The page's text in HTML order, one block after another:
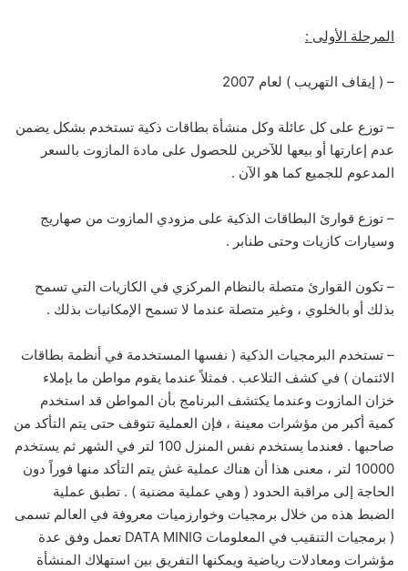
المرحلة الأولى :
– ( إيقاف التهريب ) لعام 2007
– توزع على كل عائلة وكل منشأة بطاقات ذكية تستخدم بشكل يضمن
عدم إعارتها أو بيعها للآخرين للحصول على مادة المازوت بالسعر
المدعوم للجميع كما هو الآن .
– توزع قوارئ البطاقات الذكية على مزودي المازوت من صهاريج
وسيارات كازيات وحتى طنابر .
– تكون القوارئ متصلة بالنظام المركزي في الكازيات التي تسمح
بذلك أو بالخلوي ، وغير متصلة عندما لا تسمح الإمكانيات بذلك .
– تستخدم البرمجيات الذكية ( نفسها المستخدمة في أنظمة بطاقات
الائتمان ) في كشف التلاعب . فمثلاً عندما يقوم مواطن ما بإملاء
خزان المازوت وعندما يكتشف البرنامج بأن المواطن قد استخدم
كمية أكبر من مؤشرات معينة ، فإن العملية تتوقف حتى يتم التأكد من
صاحبها . فعندما يستخدم نفس المنزل 100 لتر في الشهر ثم يستخدم
10000 لتر ، معنى هذا أن هناك عملية غش يتم التأكد منها فوراً دون
الحاجة إلى مراقبة الحدود ( وهي عملية مضنية ) . تطبق عملية
الضبط هذه من خلال برمجيات وخوارزميات معروفة في العالم تسمى
( برمجيات التنقيب في المعلومات DATA MINIG تعمل وفق عدة
مؤشرات ومعادلات رياضية ويمكنها التفريق بين استهلاك المنشأة